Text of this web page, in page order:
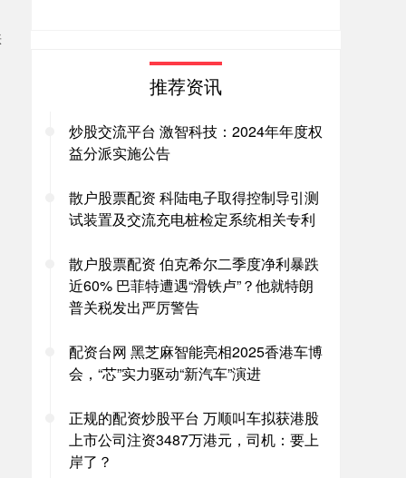
推荐资讯
炒股交流平台 激智科技：2024年年度权
益分派实施公告
散户股票配资 科陆电子取得控制导引测
试装置及交流充电桩检定系统相关专利
散户股票配资 伯克希尔二季度净利暴跌
近60% 巴菲特遭遇“滑铁卢”？他就特朗
普关税发出严厉警告
配资台网 黑芝麻智能亮相2025香港车博
会，“芯”实力驱动“新汽车”演进
正规的配资炒股平台 万顺叫车拟获港股
上市公司注资3487万港元，司机：要上
岸了？